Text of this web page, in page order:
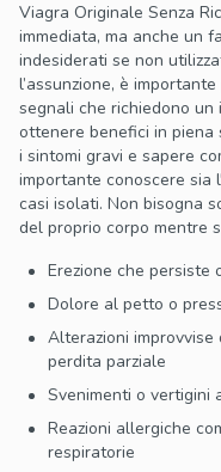
Viagra Originale Senza
immediata, ma anche un
indesiderati se non
l’assunzione, è
segnali che richiedono
ottenere benefici in piena
i sintomi gravi e sapere
importante conoscere sia
casi isolati. Non bisogna
del proprio corpo mentre
Erezione che persiste
Dolore al petto o
Alterazioni
perdita parziale
Svenimenti o vertigini
Reazioni allergiche
respiratorie